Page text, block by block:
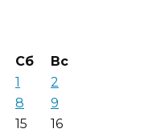
Сб
Вс
1
2
8
9
15
16